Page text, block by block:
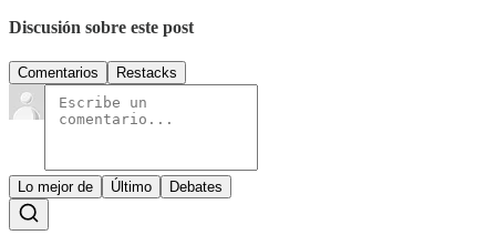
Discusión sobre este post
Comentarios Restacks
Lo mejor de Último Debates